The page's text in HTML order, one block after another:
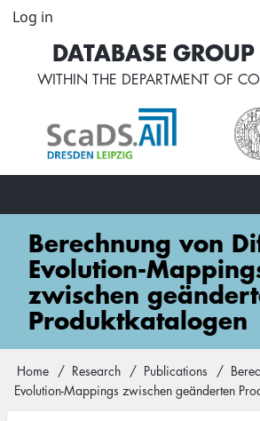
Skip
content
User
account
menu
Log in
DATABASE
WITHIN THE DEPARTMENT OF
Main
navigation
Berechnung von
Evolution-
zwischen
Produktkatalogen
Breadcrumb
Home Research Publications
Evolution-Mappings zwischen geänderten